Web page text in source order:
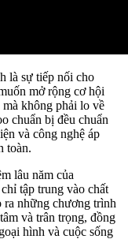
là sự tiếp nối cho
mở rộng cơ hội
không phải lo về
chuẩn bị đều chuẩn
và công nghệ áp
toàn.
lâu năm của
tập trung vào chất
ra những chương trình
và trân trọng, đồng
hình và cuộc sống